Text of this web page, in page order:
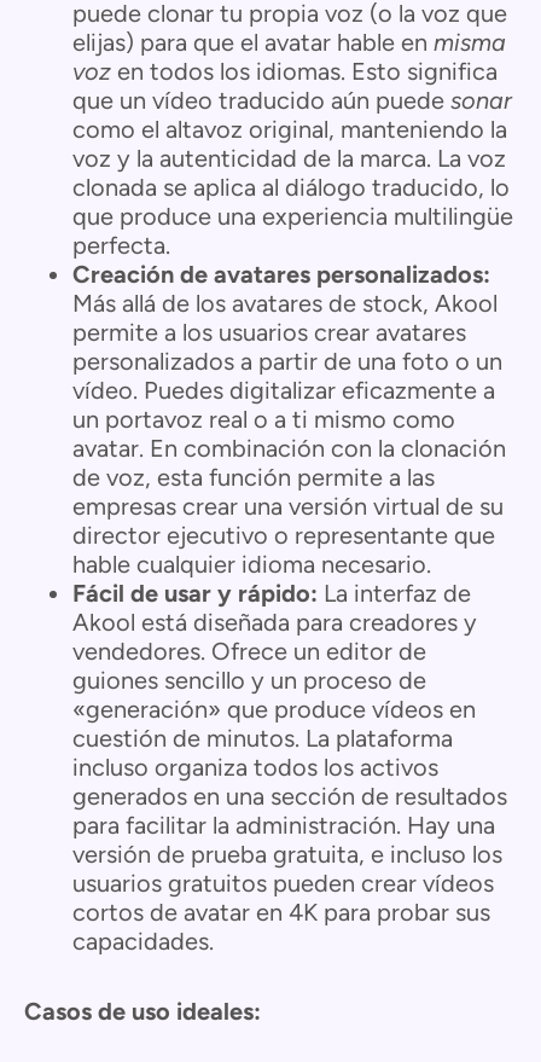
puede clonar tu propia voz (o la voz que
elijas) para que el avatar hable en misma
voz en todos los idiomas. Esto significa
que un vídeo traducido aún puede sonar
como el altavoz original, manteniendo la
voz y la autenticidad de la marca. La voz
clonada se aplica al diálogo traducido, lo
que produce una experiencia multilingüe
perfecta.
Creación de avatares personalizados:
Más allá de los avatares de stock, Akool
permite a los usuarios crear avatares
personalizados a partir de una foto o un
vídeo. Puedes digitalizar eficazmente a
un portavoz real o a ti mismo como
avatar. En combinación con la clonación
de voz, esta función permite a las
empresas crear una versión virtual de su
director ejecutivo o representante que
hable cualquier idioma necesario.
Fácil de usar y rápido: La interfaz de
Akool está diseñada para creadores y
vendedores. Ofrece un editor de
guiones sencillo y un proceso de
«generación» que produce vídeos en
cuestión de minutos. La plataforma
incluso organiza todos los activos
generados en una sección de resultados
para facilitar la administración. Hay una
versión de prueba gratuita, e incluso los
usuarios gratuitos pueden crear vídeos
cortos de avatar en 4K para probar sus
capacidades.
Casos de uso ideales: